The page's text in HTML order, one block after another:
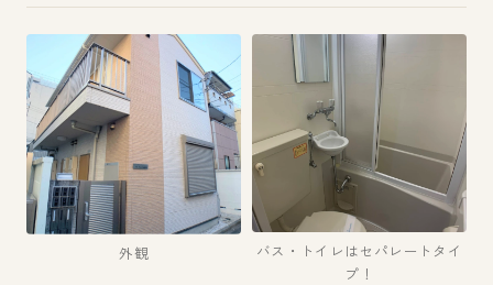
外観
バス・トイレはセパレートタイ
プ！